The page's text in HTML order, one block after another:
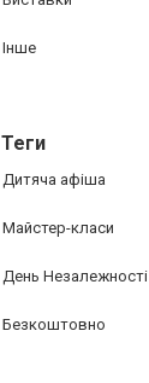
Інше
Теги
Дитяча афіша
Майстер-класи
День Незалежності
Безкоштовно